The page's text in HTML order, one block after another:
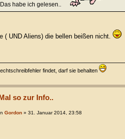
Das habe ich gelesen..
( UND Aliens) die bellen beißen nicht.
findet, darf sie behalten
so zur Info..
Gordon » 31. Januar 2014, 23:58